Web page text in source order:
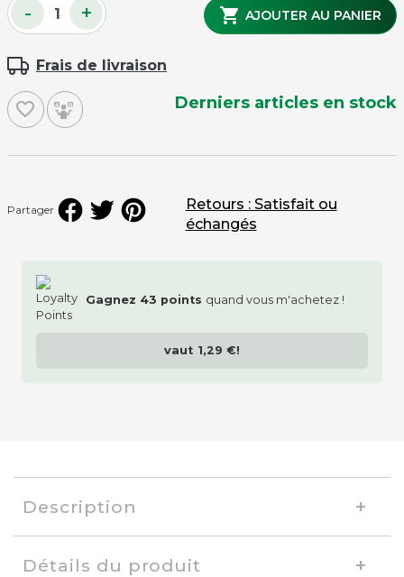
- +  AJOUTER AU PANIER
Frais de livraison
favorite_border Derniers articles en stock
Partager
Gagnez 43 points quand vous m'achetez !
vaut 1,29 €!
Retours : Satisfait ou
échangés
Description
Détails du produit